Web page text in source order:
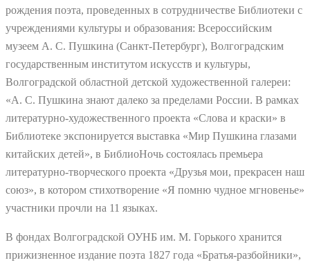
рождения поэта, проведенных в сотрудничестве Библиотеки с
учреждениями культуры и образования: Всероссийским
музеем А. С. Пушкина (Санкт-Петербург), Волгоградским
государственным институтом искусств и культуры,
Волгоградской областной детской художественной галереи:
«А. С. Пушкина знают далеко за пределами России. В рамках
литературно-художественного проекта «Слова и краски» в
Библиотеке экспонируется выставка «Мир Пушкина глазами
китайских детей», в БиблиоНочь состоялась премьера
литературно-творческого проекта «Друзья мои, прекрасен наш
союз», в котором стихотворение «Я помню чудное мгновенье»
участники прочли на 11 языках.
В фондах Волгоградской ОУНБ им. М. Горького хранится
прижизненное издание поэта 1827 года «Братья-разбойники»,